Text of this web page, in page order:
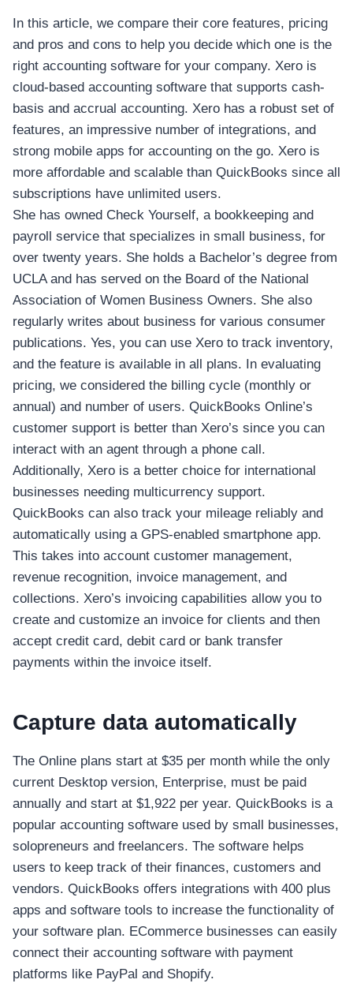
In this article, we compare their core features, pricing
and pros and cons to help you decide which one is the
right accounting software for your company. Xero is
cloud-based accounting software that supports cash-
basis and accrual accounting. Xero has a robust set of
features, an impressive number of integrations, and
strong mobile apps for accounting on the go. Xero is
more affordable and scalable than QuickBooks since all
subscriptions have unlimited users.
She has owned Check Yourself, a bookkeeping and
payroll service that specializes in small business, for
over twenty years. She holds a Bachelor’s degree from
UCLA and has served on the Board of the National
Association of Women Business Owners. She also
regularly writes about business for various consumer
publications. Yes, you can use Xero to track inventory,
and the feature is available in all plans. In evaluating
pricing, we considered the billing cycle (monthly or
annual) and number of users. QuickBooks Online’s
customer support is better than Xero’s since you can
interact with an agent through a phone call.
Additionally, Xero is a better choice for international
businesses needing multicurrency support.
QuickBooks can also track your mileage reliably and
automatically using a GPS-enabled smartphone app.
This takes into account customer management,
revenue recognition, invoice management, and
collections. Xero’s invoicing capabilities allow you to
create and customize an invoice for clients and then
accept credit card, debit card or bank transfer
payments within the invoice itself.
Capture data automatically
The Online plans start at $35 per month while the only
current Desktop version, Enterprise, must be paid
annually and start at $1,922 per year. QuickBooks is a
popular accounting software used by small businesses,
solopreneurs and freelancers. The software helps
users to keep track of their finances, customers and
vendors. QuickBooks offers integrations with 400 plus
apps and software tools to increase the functionality of
your software plan. ECommerce businesses can easily
connect their accounting software with payment
platforms like PayPal and Shopify.